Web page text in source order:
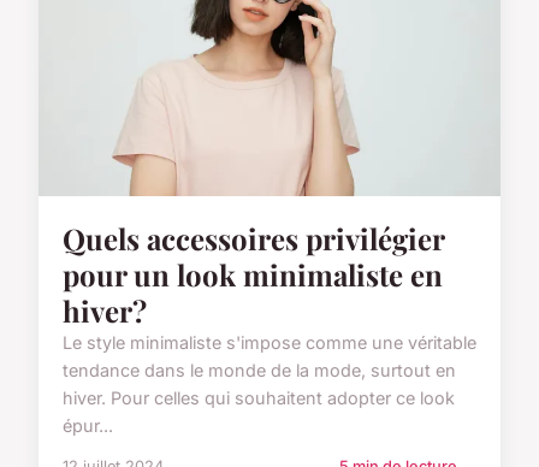
Quels accessoires privilégier
pour un look minimaliste en
hiver?
Le style minimaliste s'impose comme une véritable
tendance dans le monde de la mode, surtout en
hiver. Pour celles qui souhaitent adopter ce look
épur...